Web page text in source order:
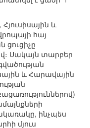
, Հյուսիսային և
հայ
ցուցիչը
Սակայն տարբեր
և Հարավային
ինչպես
մյուս